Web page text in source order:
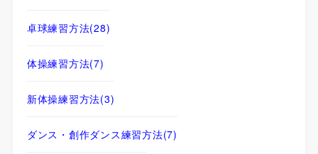
卓球練習方法(28)
体操練習方法(7)
新体操練習方法(3)
ダンス・創作ダンス練習方法(7)